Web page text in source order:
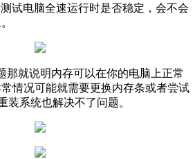
试电脑全速运行时是否稳定，会不会
那就说明内存可以在你的电脑上正常
情况可能就需要更换内存条或者尝试
装系统也解决不了问题。